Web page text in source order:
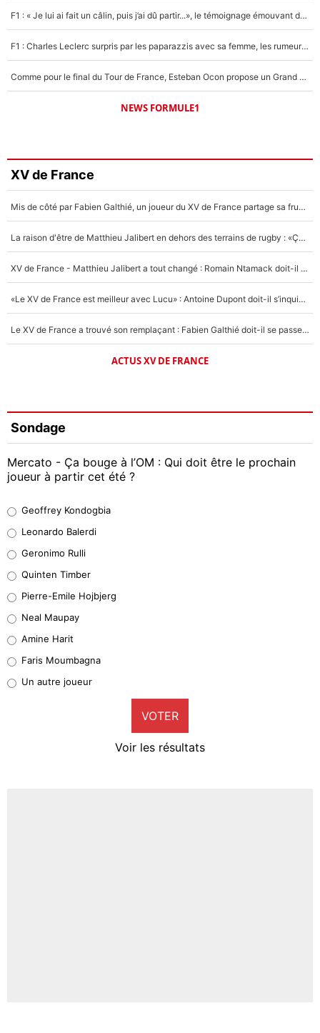
F1 : « Je lui ai fait un câlin, puis j’ai dû partir...», le témoignage émouvant de Max Verstappen sur sa fille
F1 : Charles Leclerc surpris par les paparazzis avec sa femme, les rumeurs étaient vraies !
Comme pour le final du Tour de France, Esteban Ocon propose un Grand Prix de Formule 1 à Paris : «Autour de l’Arc de Triomphe, ce serait génial» !
NEWS FORMULE1
XV de France
Mis de côté par Fabien Galthié, un joueur du XV de France partage sa frustration : «ils ne me l’ont pas dit tout de suite»
La raison d'être de Matthieu Jalibert en dehors des terrains de rugby : «Ça m'atteint autant que si tu touches à un membre de ma famille»
XV de France - Matthieu Jalibert a tout changé : Romain Ntamack doit-il s’inquiéter pour sa place à un an de la Coupe du monde ?
«Le XV de France est meilleur avec Lucu» : Antoine Dupont doit-il s’inquiéter pour sa place ?
Le XV de France a trouvé son remplaçant : Fabien Galthié doit-il se passer d'Antoine Dupont ?
ACTUS XV DE FRANCE
Sondage
Mercato - Ça bouge à l’OM : Qui doit être le prochain
joueur à partir cet été ?
38%
32%
5%
1%
9%
Geoffrey Kondogbia
Leonardo Balerdi
Geronimo Rulli
Quinten Timber
Pierre-Emile Hojbjerg
Neal Maupay
Amine Harit
Faris Moumbagna
Un autre joueur
VOTER
Voir les résultats